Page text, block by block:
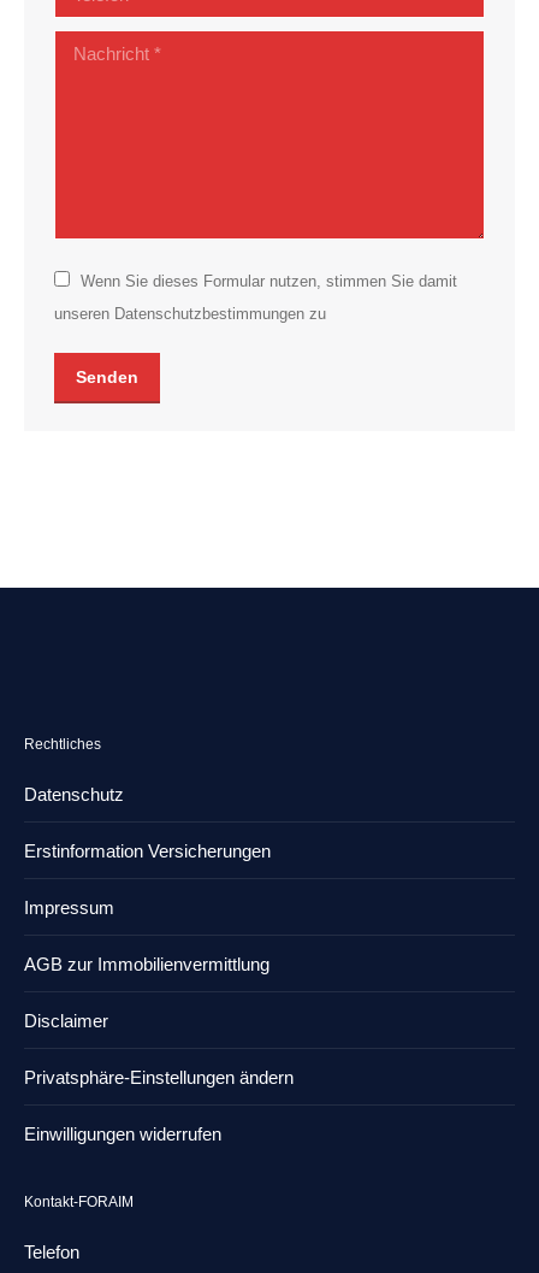
Nachricht *
Wenn Sie dieses Formular nutzen, stimmen Sie damit
unseren Datenschutzbestimmungen zu
Senden
Rechtliches
Datenschutz
Erstinformation Versicherungen
Impressum
AGB zur Immobilienvermittlung
Disclaimer
Privatsphäre-Einstellungen ändern
Einwilligungen widerrufen
Kontakt-FORAIM
Telefon